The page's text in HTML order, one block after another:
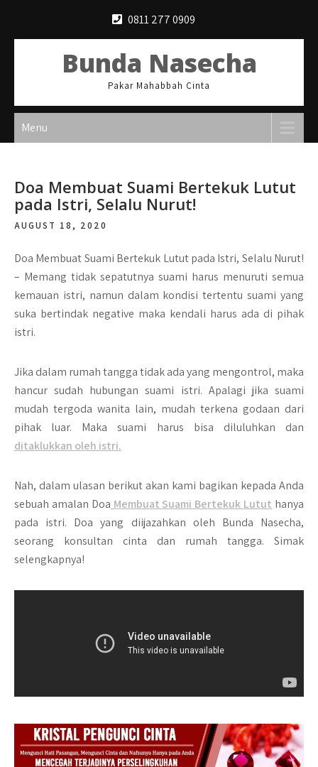
0811 277 0909
Bunda Nasecha
Pakar Mahabbah Cinta
Menu
Doa Membuat Suami Bertekuk Lutut
pada Istri, Selalu Nurut!
AUGUST 18, 2020
Doa Membuat Suami Bertekuk Lutut pada Istri, Selalu Nurut!
– Memang tidak sepatutnya suami harus menuruti semua
kemauan istri, namun dalam kondisi tertentu suami yang
suka bertindak negative maka kendali harus ada di pihak
istri.
Jika dalam rumah tangga tidak ada yang mengontrol, maka
hancur sudah hubungan suami istri. Apalagi jika suami
mudah tergoda wanita lain, mudah terkena godaan dari
pihak luar. Maka suami harus bisa diluluhkan dan
ditaklukkan oleh istri.
Nah, dalam ulasan berikut akan kami bagikan kepada Anda
sebuah amalan Doa Membuat Suami Bertekuk Lutut hanya
pada istri. Doa yang diijazahkan oleh Bunda Nasecha,
seorang konsultan cinta dan rumah tangga. Simak
selengkapnya!